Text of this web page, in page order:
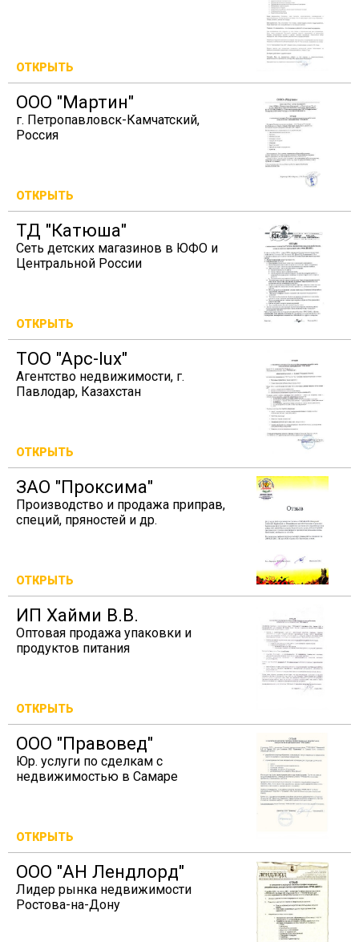
ОТКРЫТЬ
ООО "Мартин"
г. Петропавловск-Камчатский,
Россия
ОТКРЫТЬ
ТД "Катюша"
Сеть детских магазинов в ЮФО и
Центральной России
ОТКРЫТЬ
TOO "Apc-lux"
Агентство недвижимости, г.
Павлодар, Казахстан
ОТКРЫТЬ
ЗАО "Проксима"
Производство и продажа приправ,
специй, пряностей и др.
ОТКРЫТЬ
ИП Хайми В.В.
Оптовая продажа упаковки и
продуктов питания
ОТКРЫТЬ
ООО "Правовед"
Юр. услуги по сделкам с
недвижимостью в Самаре
ОТКРЫТЬ
ООО "АН Лендлорд"
Лидер рынка недвижимости
Ростова-на-Дону